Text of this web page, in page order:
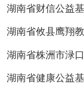
湖南省财信公益
湖南省攸县鹰翔
湖南省株洲市渌
湖南省健康公益